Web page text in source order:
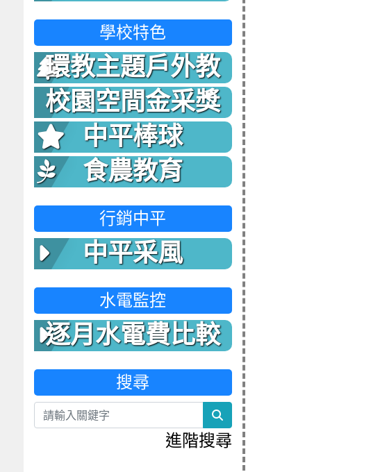
學校特色
環教主題戶外教
室
校園空間金采獎
中平棒球
食農教育
行銷中平
中平采風
水電監控
逐月水電費比較
表
搜尋
search
進階搜尋